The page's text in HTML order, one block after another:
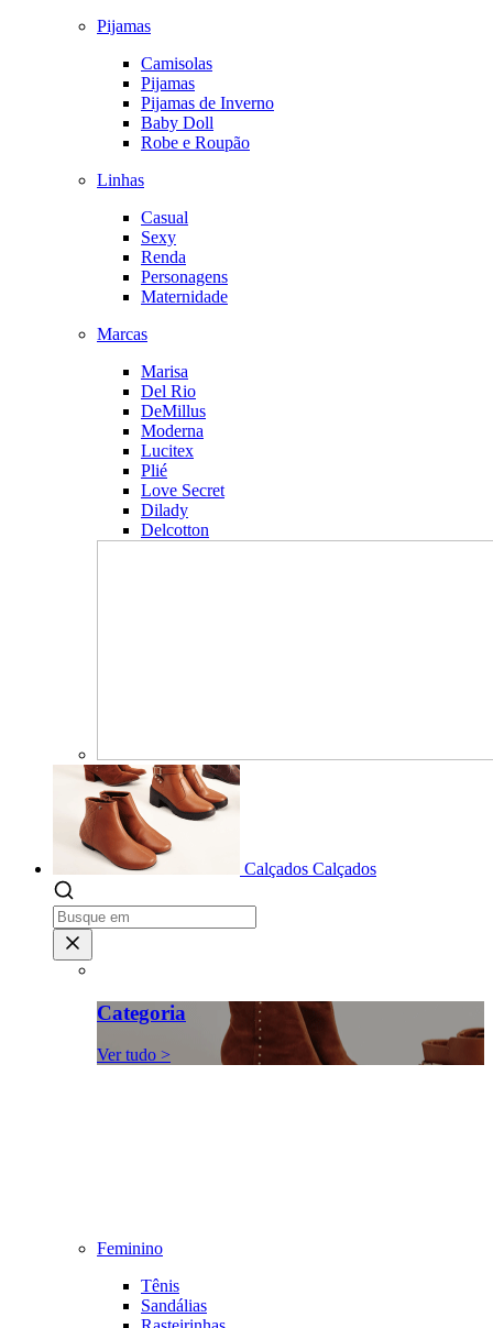
Pijamas
Camisolas
Pijamas
Pijamas de Inverno
Baby Doll
Robe e Roupão
Linhas
Casual
Sexy
Renda
Personagens
Maternidade
Marcas
Marisa
Del Rio
DeMillus
Moderna
Lucitex
Plié
Love Secret
Dilady
Delcotton
Calçados Calçados
Categoria
Ver tudo >
Feminino
Tênis
Sandálias